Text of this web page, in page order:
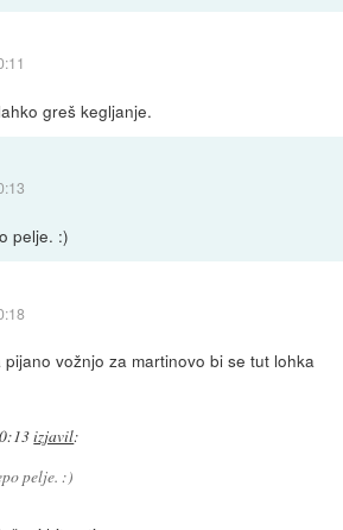
greš kegljanje.
pelje. :)
vožnjo za martinovo bi se tut lohka
izjavil:
pelje. :)